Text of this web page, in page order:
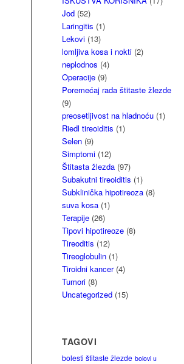
Jod (52)
Laringitis (1)
Lekovi (13)
lomljiva kosa i nokti (2)
neplodnos (4)
Operacije (9)
Poremećaj rada štitaste žlezde
(9)
preosetljivost na hladnoću (1)
Riedl tireoiditis (1)
Selen (9)
Simptomi (12)
Štitasta žlezda (97)
Subakutni tireoiditis (1)
Subklinička hipotireoza (8)
suva kosa (1)
Terapije (26)
Tipovi hipotireoze (8)
Tireoditis (12)
Tireoglobulin (1)
Tiroidni kancer(4)
Tumori (8)
Uncategorized (15)
TAGOVI
bolesti štitaste žlezde bolovi u